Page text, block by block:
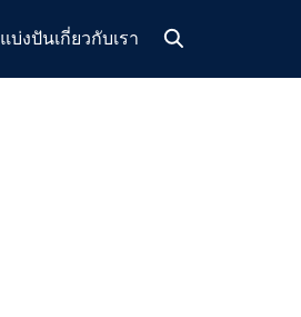
แบ่งปันเกี่ยวกับเรา